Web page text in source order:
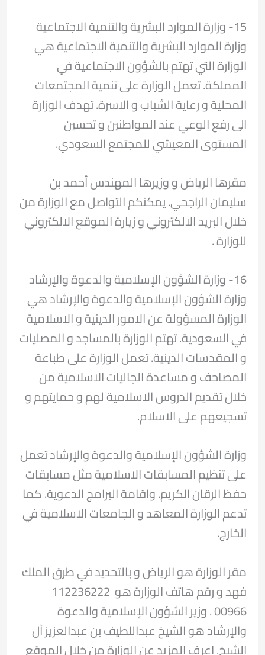
15- وزارة الموارد البشرية والتنمية الاجتماعية
وزارة الموارد البشرية والتنمية الاجتماعية هي
الوزارة التي تهتم بالشؤون الاجتماعية في
المملكة. تعمل الوزارة على تنمية المجتمعات
المحلية و رعاية الشباب و الاسرة. تهدف الوزارة
الى رفع الوعي عند المواطنين و تحسين
المستوى المعيشي للمجتمع السعودي.
مقرها الرياض و وزيرها المهندس أحمد بن
سليمان الراجحي. يمكنكم التواصل مع الوزارة من
خلال البريد الالكتروني و زيارة الموقع الالكتروني
للوزارة .
16- وزارة الشؤون الإسلامية والدعوة والإرشاد
وزارة الشؤون الإسلامية والدعوة والإرشاد هي
الوزارة المسؤولة عن الامور الدينية و الاسلامية
في السعودية. تهتم الوزارة بالمساجد و المصليات
و المقدسات الدينية. تعمل الوزارة على طباعة
المصاحف و مساعدة الجاليات الاسلامية من
خلال تقديم الدروس الاسلامية لهم و حمايتهم و
تسجيعهم على الاسلام.
وزارة الشؤون الإسلامية والدعوة والإرشاد تعمل
على تنظيم المسابقات الاسلامية مثل مسابقات
حفظ الرقان الكريم. واقامة البرامج الدعوية. كما
تدعم الوزارة المعاهد و الجامعات الاسلامية في
الخارج.
مقر الوزارة هو الرياض و بالتحديد في طرق الملك
فهد و رقم هاتف الوزارة هو 112236222
00966 . وزير الشؤون الإسلامية والدعوة
والإرشاد هو الشيخ عبداللطيف بن عبدالعزيز آل
الشيخ. اعرف المزيد عن الوزارة من خلال الموقع